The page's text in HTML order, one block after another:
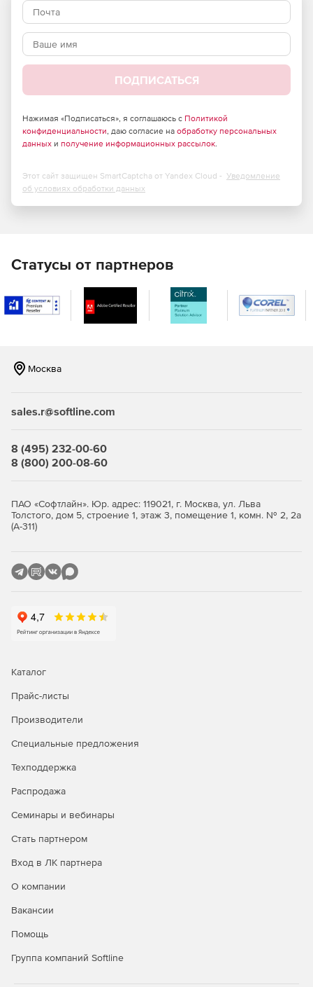
инструмента.
Система SolidCAM уже более 10 лет имеет статус
золотого партнера SolidWorks.
SolidWorks, что позволяет использовать в режиме
визуализации крепления, оснастки и тиски.
с помощью пакетов для поддержки станков с ЧПУ
любых типов.
ПОДПИСАТЬСЯ
Нажимая «Подписаться», я соглашаюсь с Политикой
конфиденциальности, даю согласие на обработку персональных
данных и получение информационных рассылок.
Этот сайт защищен SmartCaptcha от Yandex Cloud - Уведомление
об условиях обработки данных
Статусы от партнеров
Москва
sales.r@softline.com
8 (495) 232-00-60
8 (800) 200-08-60
ПАО «Софтлайн». Юр. адрес: 119021, г. Москва, ул. Льва
Толстого, дом 5, строение 1, этаж 3, помещение 1, комн. № 2, 2а
(А-311)
Каталог
Прайс-листы
Производители
Специальные предложения
Техподдержка
Распродажа
Семинары и вебинары
Стать партнером
Вход в ЛК партнера
О компании
Вакансии
Помощь
Группа компаний Softline